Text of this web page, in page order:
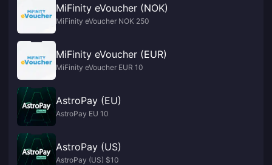
MiFinity eVoucher (NOK)
MiFinity eVoucher NOK 250
MiFinity eVoucher (EUR)
MiFinity eVoucher EUR 10
AstroPay (EU)
AstroPay EU 10
AstroPay (US)
AstroPay (US) $10